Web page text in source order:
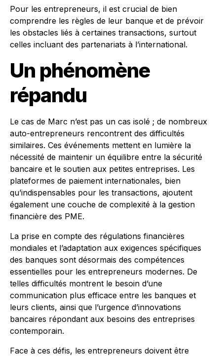
Pour les entrepreneurs, il est crucial de bien
comprendre les règles de leur banque et de prévoir
les obstacles liés à certaines transactions, surtout
celles incluant des partenariats à l’international.
Un phénomène
répandu
Le cas de Marc n’est pas un cas isolé ; de nombreux
auto-entrepreneurs rencontrent des difficultés
similaires. Ces événements mettent en lumière la
nécessité de maintenir un équilibre entre la sécurité
bancaire et le soutien aux petites entreprises. Les
plateformes de paiement internationales, bien
qu’indispensables pour les transactions, ajoutent
également une couche de complexité à la gestion
financière des PME.
La prise en compte des régulations financières
mondiales et l’adaptation aux exigences spécifiques
des banques sont désormais des compétences
essentielles pour les entrepreneurs modernes. De
telles difficultés montrent le besoin d’une
communication plus efficace entre les banques et
leurs clients, ainsi que l’urgence d’innovations
bancaires répondant aux besoins des entreprises
contemporain.
Face à ces défis, les entrepreneurs doivent être